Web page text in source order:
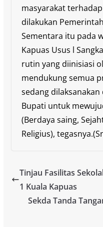
masyarakat
dilakukan
Sementara itu pada
Kapuas Usus l
rutin yang diinisiasi
mendukung semua
sedang
Bupati untuk
(Berdaya saing,
Religius),
Tinjau Fasilitas
1 Kuala Kapuas
Sekda Tanda